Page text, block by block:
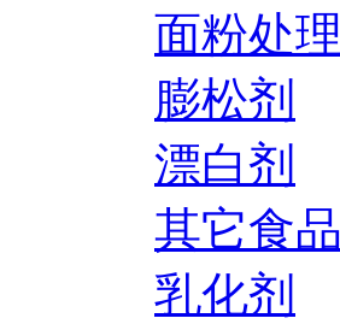
面粉处
膨松剂
漂白剂
其它食
乳化剂